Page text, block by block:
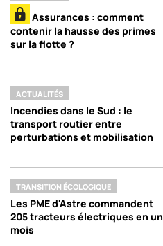
Assurances : comment
contenir la hausse des primes
sur la flotte ?
ACTUALITÉS
Incendies dans le Sud : le
transport routier entre
perturbations et mobilisation
TRANSITION ÉCOLOGIQUE
Les PME d'Astre commandent
205 tracteurs électriques en un
mois